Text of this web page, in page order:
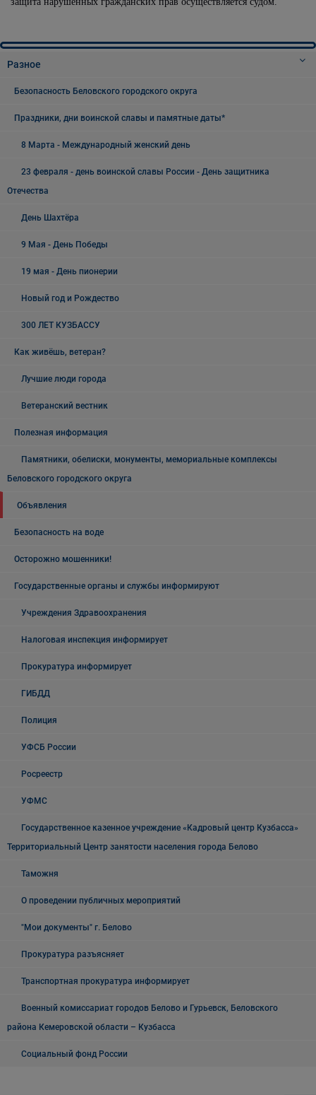
Разное
Безопасность Беловского городского округа
Праздники, дни воинской славы и памятные даты*
8 Марта - Международный женский день
23 февраля - день воинской славы России - День защитника
Отечества
День Шахтёра
9 Мая - День Победы
19 мая - День пионерии
Новый год и Рождество
300 ЛЕТ КУЗБАССУ
Как живёшь, ветеран?
Лучшие люди города
Ветеранский вестник
Полезная информация
Памятники, обелиски, монументы, мемориальные комплексы
Беловского городского округа
Объявления
Безопасность на воде
Осторожно мошенники!
Государственные органы и службы информируют
Учреждения Здравоохранения
Налоговая инспекция информирует
Прокуратура информирует
ГИБДД
Полиция
УФСБ России
Росреестр
УФМС
Государственное казенное учреждение «Кадровый центр Кузбасса»
Территориальный Центр занятости населения города Белово
Таможня
О проведении публичных мероприятий
"Мои документы" г. Белово
Прокуратура разъясняет
Транспортная прокуратура информирует
Военный комиссариат городов Белово и Гурьевск, Беловского
района Кемеровской области – Кузбасса
Социальный фонд России